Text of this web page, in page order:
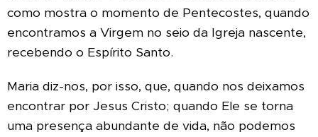
como mostra o momento de Pentecostes, quando
encontramos a Virgem no seio da Igreja nascente,
recebendo o Espírito Santo.
Maria diz-nos, por isso, que, quando nos deixamos
encontrar por Jesus Cristo; quando Ele se torna
uma presença abundante de vida, não podemos